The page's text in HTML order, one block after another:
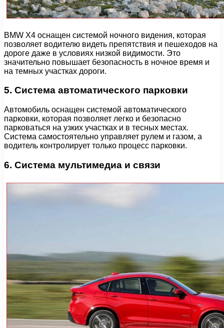
BMW X4 оснащен системой ночного видения, которая
позволяет водителю видеть препятствия и пешеходов на
дороге даже в условиях низкой видимости. Это
значительно повышает безопасность в ночное время и
на темных участках дороги.
5. Система автоматического парковки
Автомобиль оснащен системой автоматического
парковки, которая позволяет легко и безопасно
парковаться на узких участках и в тесных местах.
Система самостоятельно управляет рулем и газом, а
водитель контролирует только процесс парковки.
6. Система мультимедиа и связи